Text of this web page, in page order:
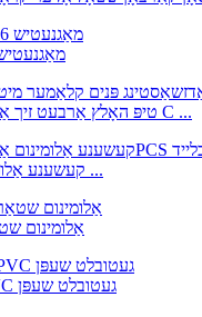
מאַגנעטיש 6 אין 1 שרויפנציהער און
אויטאָ אַדזשאַסט C טיפּ האָלץ אַרבעט זיך אַדזשאַסטינג פּנים C ...
קעשענע אַלומינום אַללוי פאָלדינג נוצן קאַטער מיט ...
אַלומינום
עלעקטריקער קאַבל קאַטער מיט PVC געטובלט שעפּן